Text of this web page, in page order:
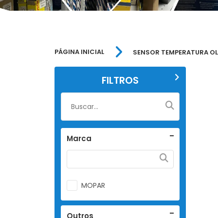
PÁGINA INICIAL SENSOR TEMPERATURA
FILTROS
Marca
MOPAR
Outros